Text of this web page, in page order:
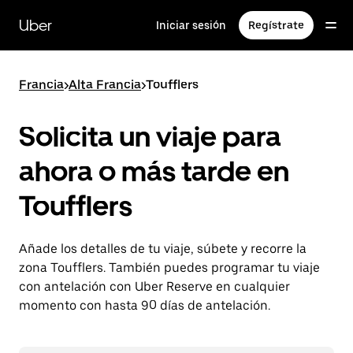
contenido
principal
Uber Iniciar sesión Regístrate
Francia>Alta Francia>Toufflers
Solicita un viaje para
ahora o más tarde en
Toufflers
Añade los detalles de tu viaje, súbete y recorre la
zona Toufflers. También puedes programar tu viaje
con antelación con Uber Reserve en cualquier
momento con hasta 90 días de antelación.